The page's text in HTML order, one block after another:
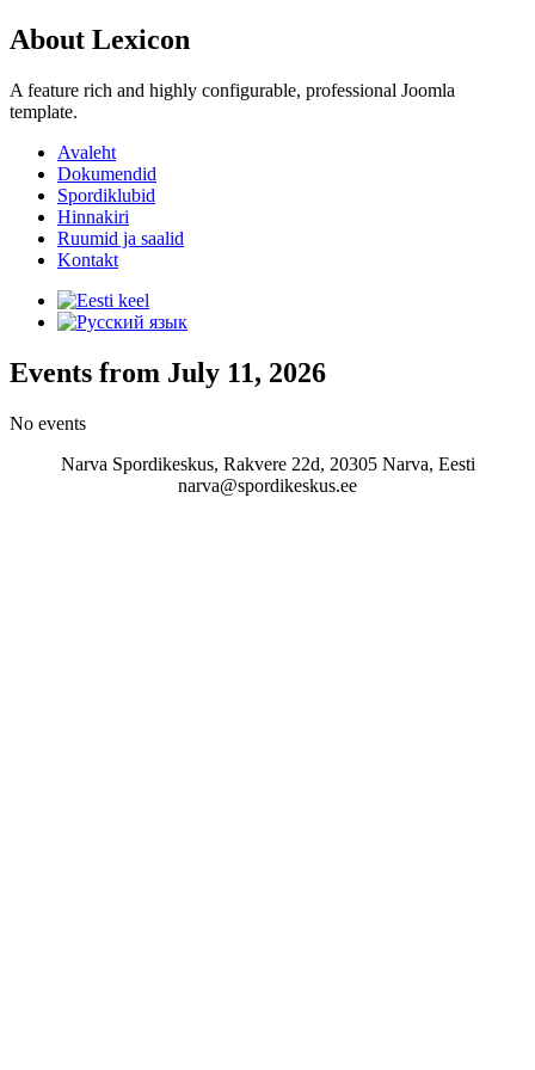
About Lexicon
A feature rich and highly configurable, professional Joomla
template.
Avaleht
Dokumendid
Spordiklubid
Hinnakiri
Ruumid ja saalid
Kontakt
Events from July 11, 2026
No events
Narva Spordikeskus, Rakvere 22d, 20305 Narva, Eesti
narva@spordikeskus.ee